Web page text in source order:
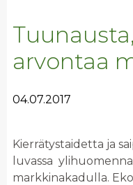
arvontaa
04.07.2017
Kierrätystaidetta ja
luvassa
markkinakadulla.